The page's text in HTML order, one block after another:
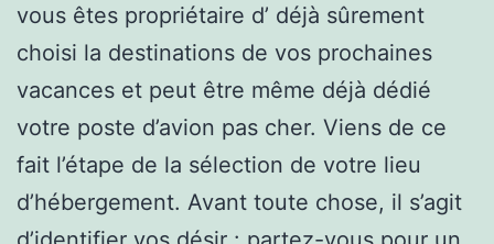
vous êtes propriétaire d’ déjà sûrement
choisi la destinations de vos prochaines
vacances et peut être même déjà dédié
votre poste d’avion pas cher. Viens de ce
fait l’étape de la sélection de votre lieu
d’hébergement. Avant toute chose, il s’agit